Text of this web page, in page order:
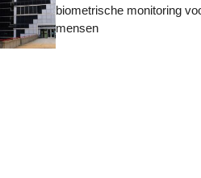
biometrische monitoring
mensen